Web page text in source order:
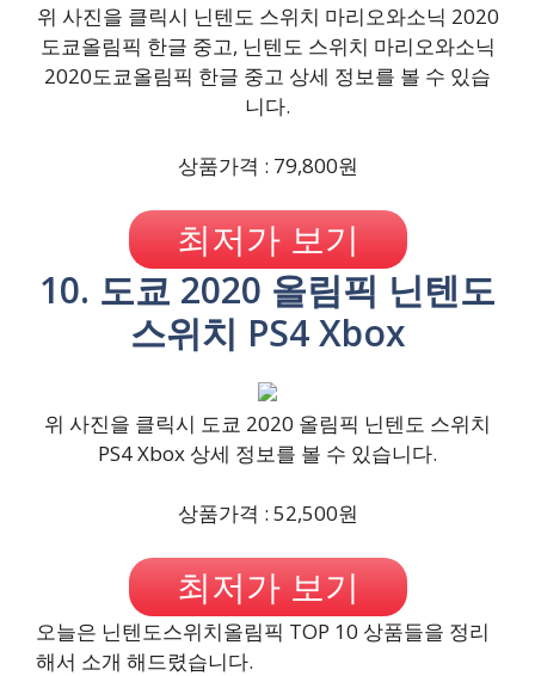
위 사진을 클릭시 닌텐도 스위치 마리오와소닉 2020
도쿄올림픽 한글 중고, 닌텐도 스위치 마리오와소닉
2020도쿄올림픽 한글 중고 상세 정보를 볼 수 있습
니다.
상품가격 : 79,800원
최저가 보기
10. 도쿄 2020 올림픽 닌텐도
스위치 PS4 Xbox
위 사진을 클릭시 도쿄 2020 올림픽 닌텐도 스위치
PS4 Xbox 상세 정보를 볼 수 있습니다.
상품가격 : 52,500원
최저가 보기
오늘은 닌텐도스위치올림픽 TOP 10 상품들을 정리
해서 소개 해드렸습니다.